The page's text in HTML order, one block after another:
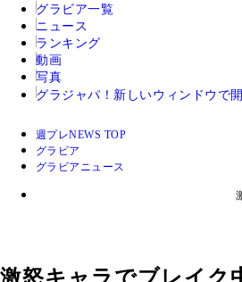
グラビア一覧
ニュース
ランキング
動画
写真
グラジャパ！ 新しいウィンドウで開
週プレNEWS TOP
グラビア
グラビアニュース
激怒キャラでブレイク